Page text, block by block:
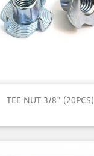
TEE NUT 3/8" (20PCS)